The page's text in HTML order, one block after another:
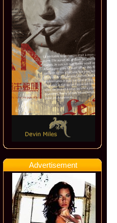
Advertisement